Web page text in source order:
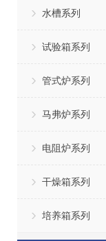
水槽系列
试验箱系列
管式炉系列
马弗炉系列
电阻炉系列
干燥箱系列
培养箱系列